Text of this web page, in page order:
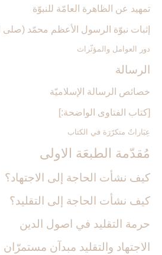
تمهيد عن الظاهرة العامّة للنبوّة
إثبات نبوّة الرسول الأعظم محمّد (صلى
دور العوامل والمؤثّرات
الرسالة
خصائص الرسالة الإسلاميّة
[كتاب الفتاوى الواضحة:]
عِبَاراتٌ متكرّرَة في الكتاب
مُقدّمة الطبعَة الاولى‏
كيف نشأت الحاجة إلى الاجتهاد؟
كيف نشأت الحاجة إلى التقليد؟
حرمة التقليد في اصول الدين
الاجتهاد والتقليد مبدآن مستمرّان